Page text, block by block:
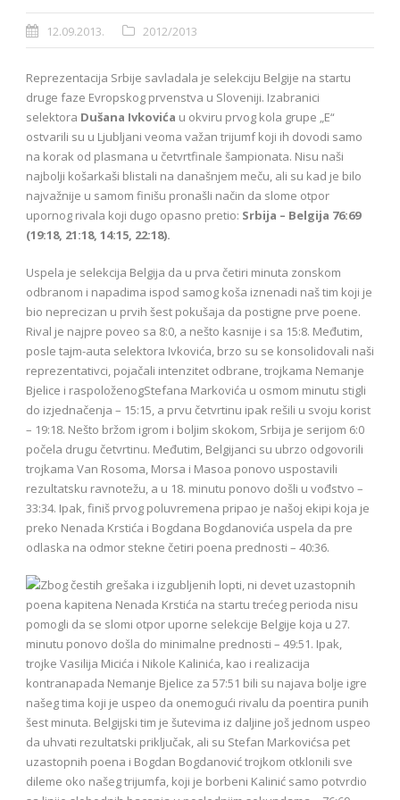
12.09.2013. 2012/2013
Reprezentacija Srbije savladala je selekciju Belgije na startu
druge faze Evropskog prvenstva u Sloveniji. Izabranici
selektora Dušana Ivkovića u okviru prvog kola grupe „E“
ostvarili su u Ljubljani veoma važan trijumf koji ih dovodi samo
na korak od plasmana u četvrtfinale šampionata. Nisu naši
najbolji košarkaši blistali na današnjem meču, ali su kad je bilo
najvažnije u samom finišu pronašli način da slome otpor
upornog rivala koji dugo opasno pretio: Srbija – Belgija 76:69
(19:18, 21:18, 14:15, 22:18).
Uspela je selekcija Belgija da u prva četiri minuta zonskom
odbranom i napadima ispod samog koša iznenadi naš tim koji je
bio neprecizan u prvih šest pokušaja da postigne prve poene.
Rival je najpre poveo sa 8:0, a nešto kasnije i sa 15:8. Međutim,
posle tajm-auta selektora Ivkovića, brzo su se konsolidovali naši
reprezentativci, pojačali intenzitet odbrane, trojkama Nemanje
Bjelice i raspoloženogStefana Markovića u osmom minutu stigli
do izjednačenja – 15:15, a prvu četvrtinu ipak rešili u svoju korist
– 19:18. Nešto bržom igrom i boljim skokom, Srbija je serijom 6:0
počela drugu četvrtinu. Međutim, Belgijanci su ubrzo odgovorili
trojkama Van Rosoma, Morsa i Masoa ponovo uspostavili
rezultatsku ravnotežu, a u 18. minutu ponovo došli u vođstvo –
33:34. Ipak, finiš prvog poluvremena pripao je našoj ekipi koja je
preko Nenada Krstića i Bogdana Bogdanovića uspela da pre
odlaska na odmor stekne četiri poena prednosti – 40:36.
Zbog čestih grešaka i izgubljenih lopti, ni devet uzastopnih
poena kapitena Nenada Krstića na startu trećeg perioda nisu
pomogli da se slomi otpor uporne selekcije Belgije koja u 27.
minutu ponovo došla do minimalne prednosti – 49:51. Ipak,
trojke Vasilija Micića i Nikole Kalinića, kao i realizacija
kontranapada Nemanje Bjelice za 57:51 bili su najava bolje igre
našeg tima koji je uspeo da onemogući rivalu da poentira punih
šest minuta. Belgijski tim je šutevima iz daljine još jednom uspeo
da uhvati rezultatski priključak, ali su Stefan Markovićsa pet
uzastopnih poena i Bogdan Bogdanović trojkom otklonili sve
dileme oko našeg trijumfa, koji je borbeni Kalinić samo potvrdio